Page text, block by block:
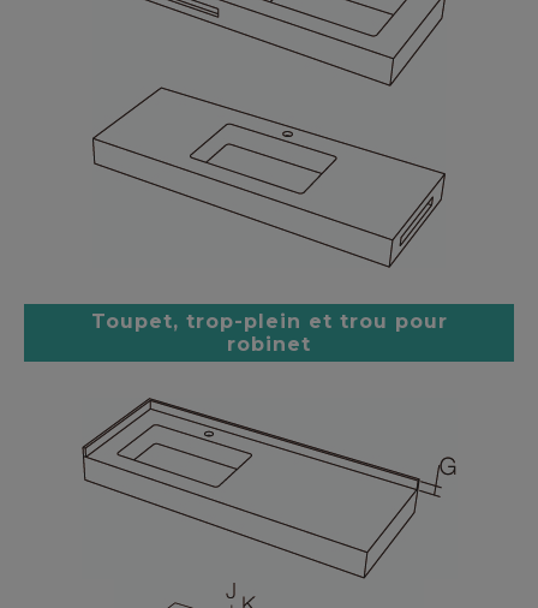
Toupet, trop-plein et trou pour
robinet